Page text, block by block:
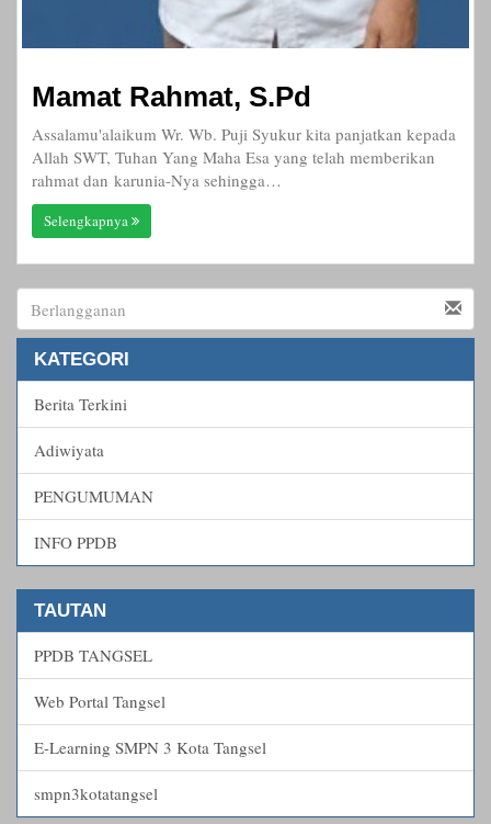
Mamat Rahmat, S.Pd
Assalamu'alaikum Wr. Wb. Puji Syukur kita panjatkan kepada
Allah SWT, Tuhan Yang Maha Esa yang telah memberikan
rahmat dan karunia-Nya sehingga…
Selengkapnya
KATEGORI
Berita Terkini
Adiwiyata
PENGUMUMAN
INFO PPDB
TAUTAN
PPDB TANGSEL
Web Portal Tangsel
E-Learning SMPN 3 Kota Tangsel
smpn3kotatangsel